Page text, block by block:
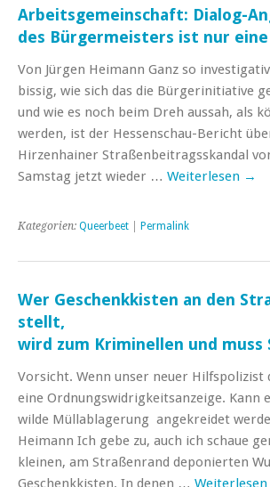
Arbeitsgemeinschaft: Dialog-
des Bürgermeisters ist nur
Von Jürgen Heimann Ganz so
bissig, wie sich das die Bürgerinitiative
und wie es noch beim Dreh aussah, als
werden, ist der Hessenschau-Bericht
Hirzenhainer Straßenbeitragsskandal
Samstag jetzt wieder … Weiterlesen →
Kategorien: Queerbeet Permalink
Wer Geschenkkisten an den
stellt,
wird zum Kriminellen und muss
Vorsicht. Wenn unser neuer Hilfspolizist
eine Ordnungswidrigkeitsanzeige. Kann
wilde Müllablagerung angekreidet
Heimann Ich gebe zu, auch ich schaue
kleinen, am Straßenrand deponierten
Geschenkkisten. In denen … Weiterlesen